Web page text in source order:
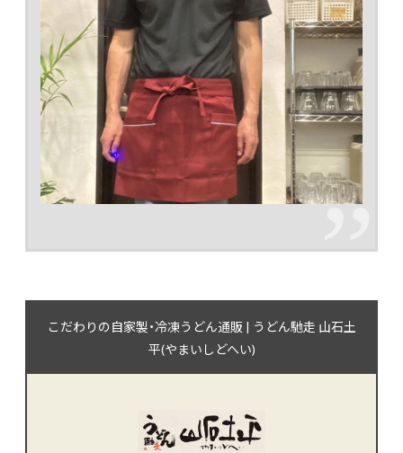
こだわりの自家製・冷凍うどん通販 | うどん馳走 山石土
平(やまいしどへい)